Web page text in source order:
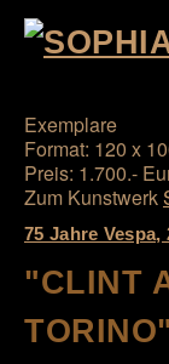
Exemplare
Format: 120 x
Preis: 1.700.-
Zum Kunstwerk
75 Jahre Vespa,
"CLINT
TORINO"